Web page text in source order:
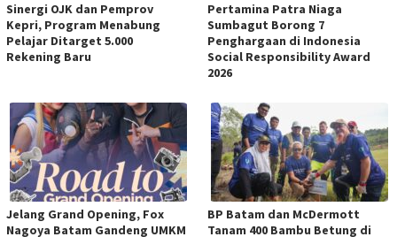
Sinergi OJK dan Pemprov
Kepri, Program Menabung
Pelajar Ditarget 5.000
Rekening Baru
Pertamina Patra Niaga
Sumbagut Borong 7
Penghargaan di Indonesia
Social Responsibility Award
2026
Jelang Grand Opening, Fox
Nagoya Batam Gandeng UMKM
BP Batam dan McDermott
Tanam 400 Bambu Betung di